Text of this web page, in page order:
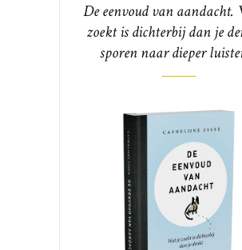
De eenvoud van aandacht.
zoekt is dichterbij dan je
sporen naar dieper